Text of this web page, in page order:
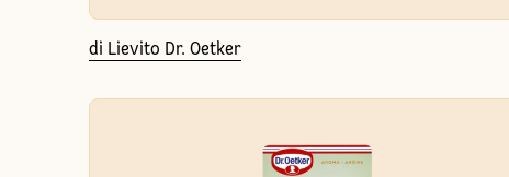
di Lievito Dr. Oetker